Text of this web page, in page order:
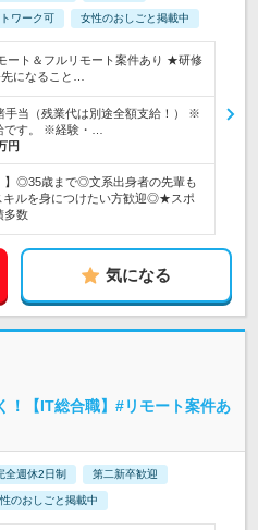
ワーク可 女性のおしごと掲載中
ト＆フルリモート案件あり ★研修
になること…
手当（残業代は別途全額支給！） ※
です。 ※経験・…
円
】◎35歳まで◎文系出身者の先輩も
キルを身につけたい方歓迎◎★スポ
多数
気になる
！【IT総合職】#リモート案件あ
全週休2日制 第二新卒歓迎
のおしごと掲載中